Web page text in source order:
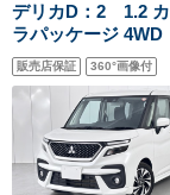
デリカD：2 1.2 カ
ラパッケージ
側電動スライドド
ール 横滑り防止装
販売店保証 360°画像付